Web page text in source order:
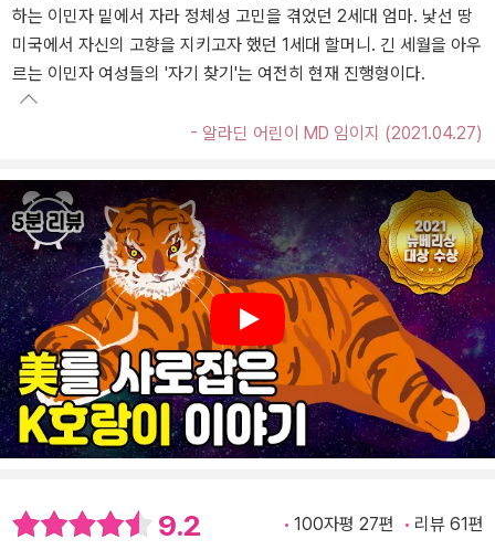
하는 이민자 밑에서 자라 정체성 고민을 겪었던 2세대 엄마. 낯선 땅
미국에서 자신의 고향을 지키고자 했던 1세대 할머니. 긴 세월을 아우
르는 이민자 여성들의 '자기 찾기'는 여전히 현재 진행형이다.
- 알라딘 어린이 MD 임이지 (2021.04.27)
Play
9.2 100자평 27편 리뷰 61편